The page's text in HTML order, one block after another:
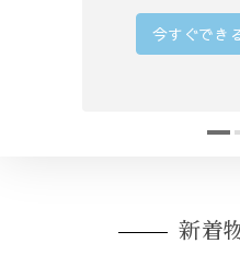
今すぐでき
新着